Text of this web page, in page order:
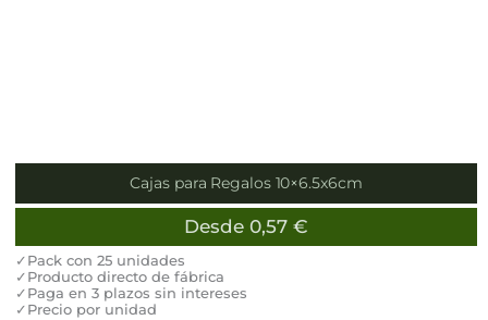
Cajas para Regalos 10×6.5x6cm
Desde 0,57 €
✓Pack con 25 unidades
✓Producto directo de fábrica
✓Paga en 3 plazos sin intereses
✓Precio por unidad